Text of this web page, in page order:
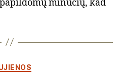
minučių, kad
Kategorijos